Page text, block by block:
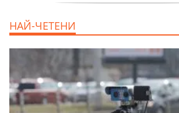
EUR
НАЙ-ЧЕТЕНИ